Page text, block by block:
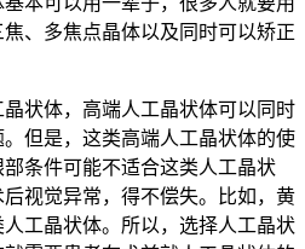
、多焦点晶体以及同时可以矫正
状体，高端人工晶状体可以同时
但是，这类高端人工晶状体的使
条件可能不适合这类人工晶状
视觉异常，得不偿失。比如，黄
工晶状体。所以，选择人工晶状